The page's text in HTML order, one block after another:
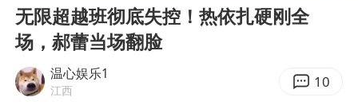
感觉全东北都在等7号
无限超越班彻底失控！热依扎硬刚全
场，郝蕾当场翻脸
温心娱乐1
江西 10